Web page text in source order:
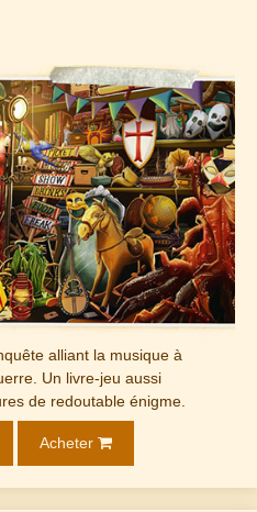
alliant la musique à
Un livre-jeu aussi
de redoutable énigme.
Acheter